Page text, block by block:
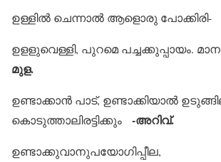
ഉള്ളില്‍ ചെന്നാല്‍ ആളൊരു പോക്കിരി-
ഉളളുവെള്ളി, പുറമെ പച്ചക്കുപ്പായം.
മുള.
ഉണ്ടാക്കാന്‍ പാട്, ഉണ്ടാക്കിയാല്‍
കൊടുത്താലിരട്ടിക്കും -അറിവ്.
ഉണ്ടാക്കുവാനുപയോഗിപ്പീല,